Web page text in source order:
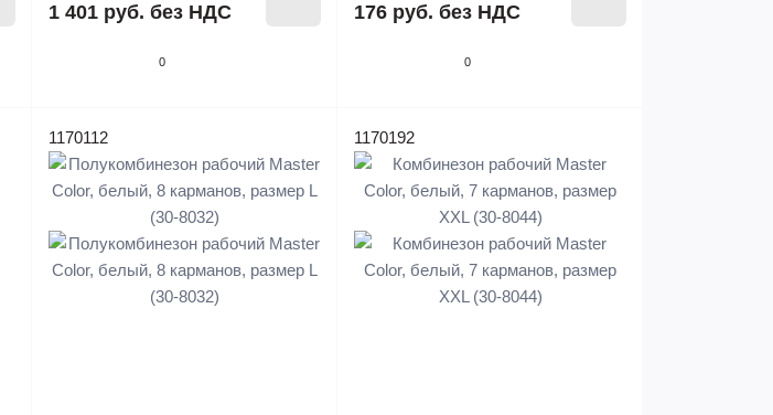
0
1 401 руб. без НДС
0
176 руб. без НДС
1170112 1170192